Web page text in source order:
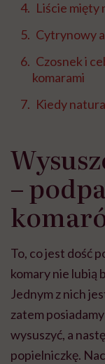
Liście mięty
Cytrynowy
Czosnek i
komarami
Kiedy
–
To, co jest dość
komary nie lubią
Jednym z nich
zatem
wysuszyć, a
popielniczkę.